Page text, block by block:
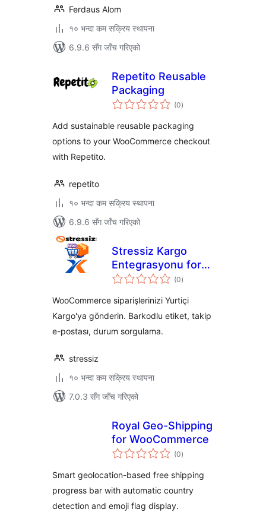
Ferdaus Alom
१० भन्दा कम सक्रिय स्थापना
6.9.6 सँग जाँच गरिएको
Repetito Reusable
Packaging
(0कुल
रेटिङ्गहरू
)
Add sustainable reusable packaging
options to your WooCommerce checkout
with Repetito.
repetito
१० भन्दा कम सक्रिय स्थापना
6.9.6 सँग जाँच गरिएको
Stressiz Kargo
Entegrasyonu for
Yurtiçi Kargo(0कुल
रेटिङ्गहरू
)
WooCommerce siparişlerinizi Yurtiçi
Kargo'ya gönderin. Barkodlu etiket, takip
e-postası, durum sorgulama.
stressiz
१० भन्दा कम सक्रिय स्थापना
7.0.3 सँग जाँच गरिएको
Royal Geo-Shipping
for WooCommerce
(0कुल
रेटिङ्गहरू
)
Smart geolocation-based free shipping
progress bar with automatic country
detection and emoji flag display.